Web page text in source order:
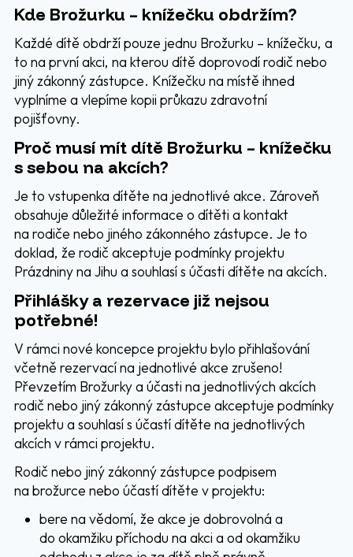
Kde Brožurku – knížečku obdržím?
Každé dítě obdrží pouze jednu Brožurku – knížečku, a
to na první akci, na kterou dítě doprovodí rodič nebo
jiný zákonný zástupce. Knížečku na místě ihned
vyplníme a vlepíme kopii průkazu zdravotní
pojišťovny.
Proč musí mít dítě Brožurku – knížečku
s sebou na akcích?
Je to vstupenka dítěte na jednotlivé akce. Zároveň
obsahuje důležité informace o dítěti a kontakt
na rodiče nebo jiného zákonného zástupce. Je to
doklad, že rodič akceptuje podmínky projektu
Prázdniny na Jihu a souhlasí s účasti dítěte na akcích.
Přihlášky a rezervace již nejsou
potřebné!
V rámci nové koncepce projektu bylo přihlašování
včetně rezervací na jednotlivé akce zrušeno!
Převzetím Brožurky a účasti na jednotlivých akcích
rodič nebo jiný zákonný zástupce akceptuje podmínky
projektu a souhlasí s účastí dítěte na jednotlivých
akcích v rámci projektu.
Rodič nebo jiný zákonný zástupce podpisem
na brožurce nebo účastí dítěte v projektu:
bere na vědomí, že akce je dobrovolná a
do okamžiku příchodu na akci a od okamžiku